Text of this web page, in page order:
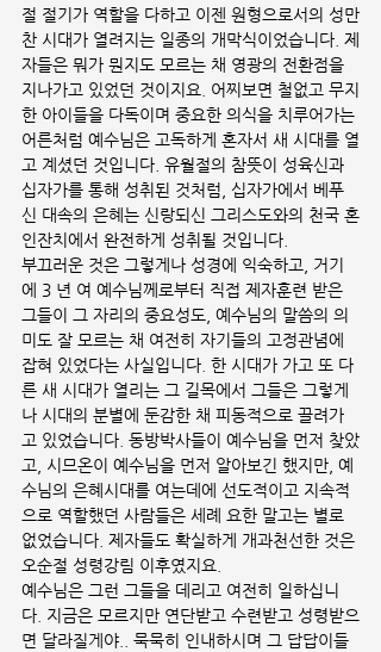
절 절기가 역할을 다하고 이젠 원형으로서의 성만
찬 시대가 열려지는 일종의 개막식이었습니다. 제
자들은 뭐가 뭔지도 모르는 채 영광의 전환점을
지나가고 있었던 것이지요. 어찌보면 철없고 무지
한 아이들을 다독이며 중요한 의식을 치루어가는
어른처럼 예수님은 고독하게 혼자서 새 시대를 열
고 계셨던 것입니다. 유월절의 참뜻이 성육신과
십자가를 통해 성취된 것처럼, 십자가에서 베푸
신 대속의 은혜는 신랑되신 그리스도와의 천국 혼
인잔치에서 완전하게 성취될 것입니다.
부끄러운 것은 그렇게나 성경에 익숙하고, 거기
에 3 년 여 예수님께로부터 직접 제자훈련 받은
그들이 그 자리의 중요성도, 예수님의 말씀의 의
미도 잘 모르는 채 여전히 자기들의 고정관념에
잡혀 있었다는 사실입니다. 한 시대가 가고 또 다
른 새 시대가 열리는 그 길목에서 그들은 그렇게
나 시대의 분별에 둔감한 채 피동적으로 끌려가
고 있었습니다. 동방박사들이 예수님을 먼저 찾았
고, 시므온이 예수님을 먼저 알아보긴 했지만, 예
수님의 은혜시대를 여는데에 선도적이고 지속적
으로 역할했던 사람들은 세례 요한 말고는 별로
없었습니다. 제자들도 확실하게 개과천선한 것은
오순절 성령강림 이후였지요.
예수님은 그런 그들을 데리고 여전히 일하십니
다. 지금은 모르지만 연단받고 수련받고 성령받으
면 달라질게야.. 묵묵히 인내하시며 그 답답이들